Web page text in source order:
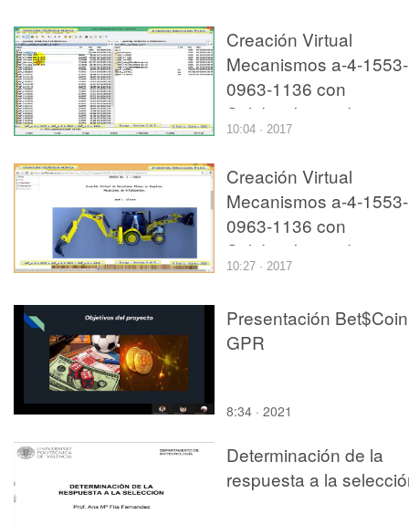
Creación Virtual
Mecanismos a-4-1553-
0963-1136 con
Solidworks - 7 de 9
10:04 · 2017
Creación Virtual
Mecanismos a-4-1553-
0963-1136 con
Solidworks - 1 de 9
10:27 · 2017
Presentación Bet$Coin
GPR
8:34 · 2021
Determinación de la
respuesta a la